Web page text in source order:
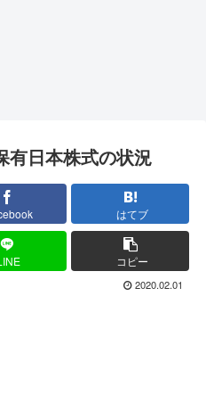
有日本株式の状況
はてブ
コピー
2020.02.01